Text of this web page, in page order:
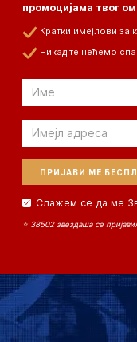
промоцијама твог
Кратки имејлови за
Никад те нећемо
Email
Email
Слажем се да ме
⭐ 38502 звездаша се